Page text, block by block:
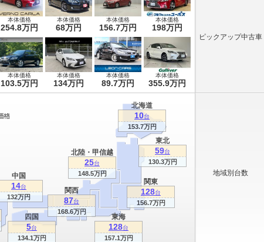
本体価格
254.8万円
本体価格
68万円
本体価格
156.7万円
本体価格
198万円
本体価格
103.5万円
本体価格
134万円
本体価格
89.7万円
本体価格
355.9万円
ピックアップ中古車
関東
128台
156.7万円
関西
87台
168.6万円
東海
128台
157.1万円
北海道
10台
153.7万円
東北
59台
130.3万円
北陸・甲信越
25台
148.5万円
中国
14台
132万円
四国
5台
134.1万円
地域別台数